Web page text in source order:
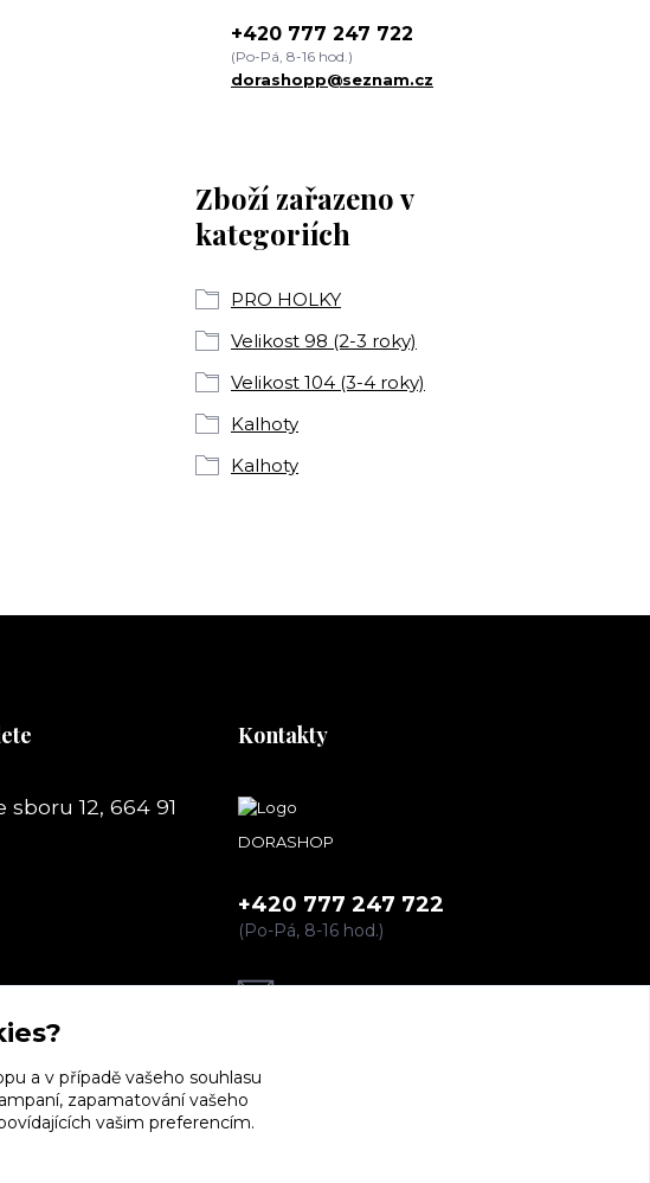
Zboží zařazeno v
kategoriích
PRO HOLKY
Velikost 98 (2-3 roky)
Velikost 104 (3-4 roky)
Kalhoty
Kalhoty
+420 777 247 722
(Po-Pá, 8-16 hod.)
dorashopp@seznam.cz
sboru 12, 664 91
Kontakty
DORASHOP
+420 777 247 722
(Po-Pá, 8-16 hod.)
dorashopp@seznam.cz
a v případě vašeho souhlasu
zapamatování vašeho
vašim preferencím.